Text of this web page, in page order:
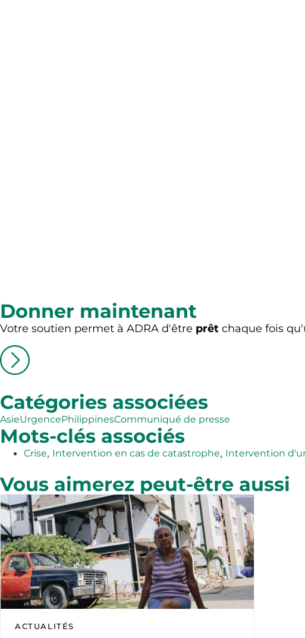
Donner maintenant
Votre soutien permet à ADRA d'être prêt chaque fois
Catégories associées
AsieUrgencePhilippinesCommuniqué de presse
Mots-clés associés
Crise, Intervention en cas de catastrophe, Intervention
Vous aimerez peut-être aussi
ACTUALITÉS